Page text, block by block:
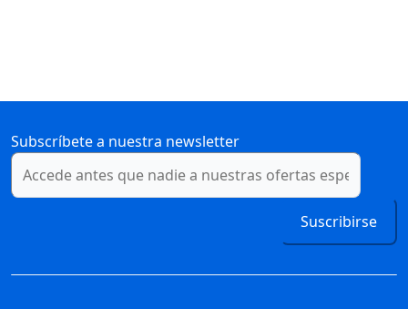
Subscríbete a nuestra newsletter
Suscribirse